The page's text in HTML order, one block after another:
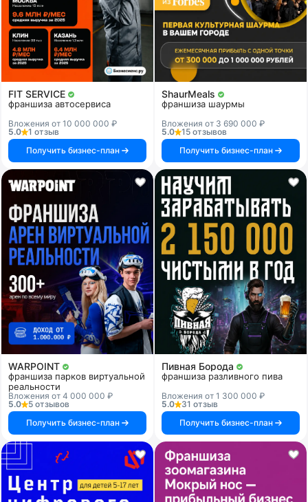
FIT SERVICE
франшиза автосервиса
Вложения от 10 000 000 ₽
5.0
1 отзыв
Получить бизнес-план
ShaurMeals
франшиза шаурмы
Вложения от 3 690 000 ₽
5.0
15 отзывов
Получить бизнес-план
WARPOINT
франшиза парков виртуальной
реальности
Вложения от 4 000 000 ₽
5.0
5 отзывов
Получить бизнес-план
Пивная Борода
франшиза разливного пива
Вложения от 1 300 000 ₽
5.0
31 отзыв
Получить бизнес-план